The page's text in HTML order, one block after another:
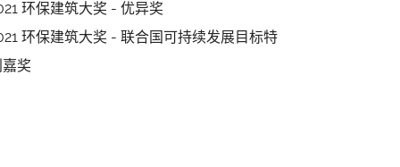
环保建筑大奖 - 优异奖
环保建筑大奖 - 联合国可持续发展目标特
奖